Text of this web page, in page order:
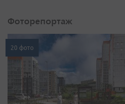
Фоторепортаж
20 фото